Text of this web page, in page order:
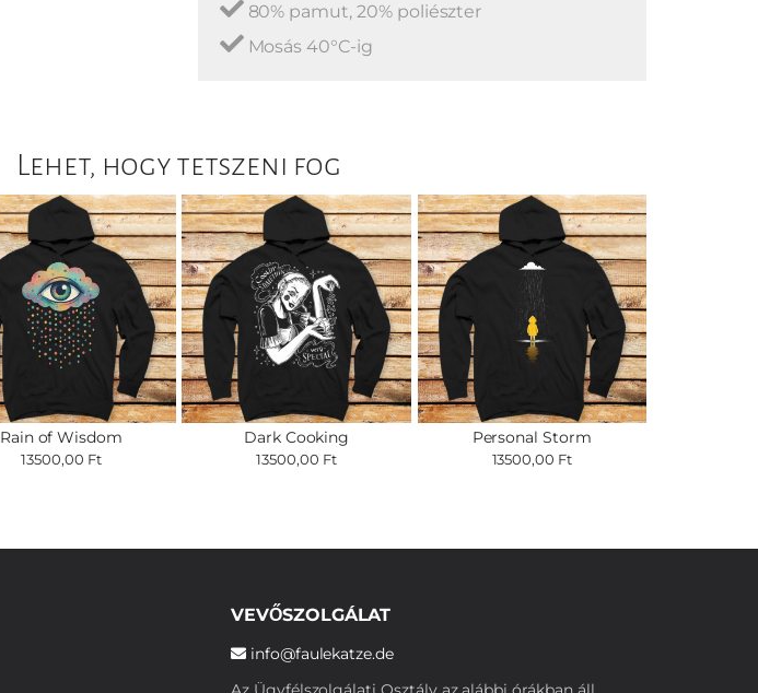
80% pamut, 20% poliészter
Mosás 40°C-ig
Lehet, hogy tetszeni fog
Rain of Wisdom
13500,00 Ft
Dark Cooking
13500,00 Ft
Personal Storm
13500,00 Ft
VEVŐSZOLGÁLAT
info@faulekatze.de